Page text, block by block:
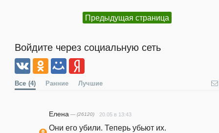
Предыдущая страница
Войдите через социальную сеть
Все (4) Ранние Лучшие
Елена — (26120) 20.05 в 13:43
Они его убили. Теперь убьют их.